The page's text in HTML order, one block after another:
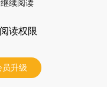
续阅读
读权限
员升级